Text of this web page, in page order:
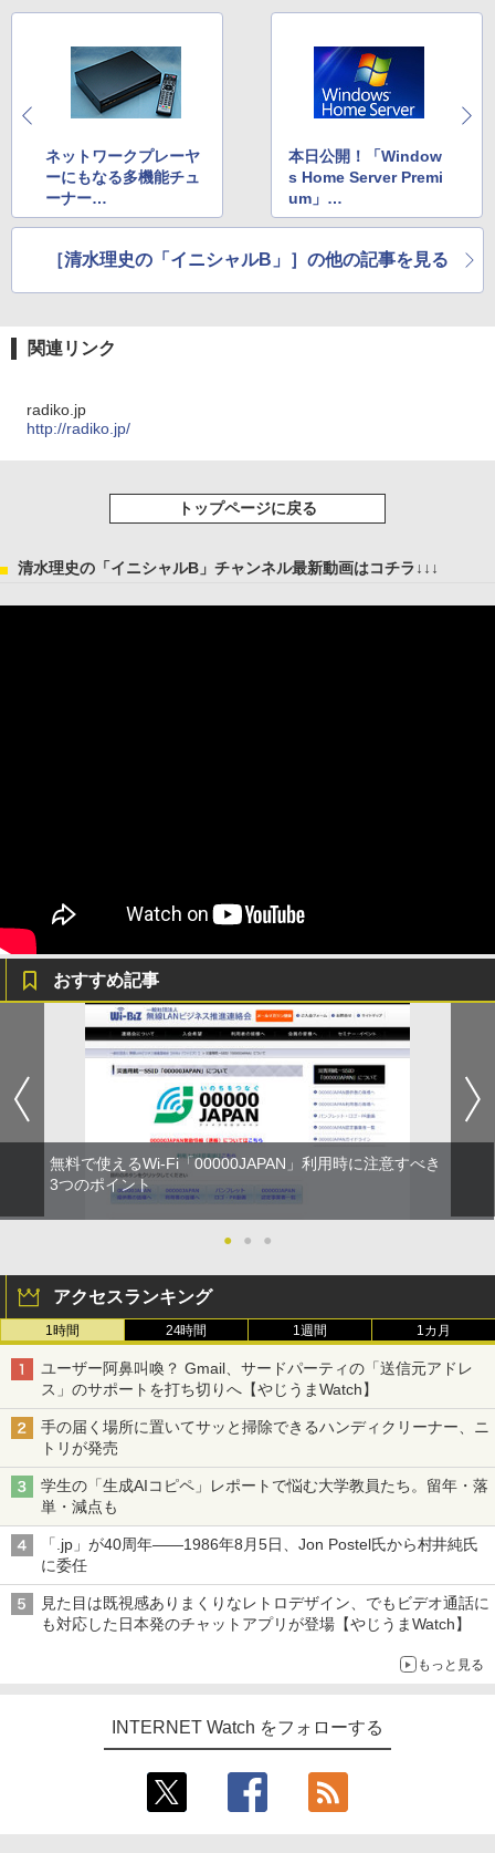
ネットワークプレーヤ
ーにもなる多機能チュ
ーナー
アイ・オー・データ機
本日公開！「Window
s Home Server Premi
um」
一般向けプレビュー版
［清水理史の「イニシャルB」］の他の記事を見る
関連リンク
radiko.jp
http://radiko.jp/
トップページに戻る
清水理史の「イニシャルB」チャンネル最新動画はコチラ↓↓↓
おすすめ記事
無料で使えるWi-Fi「00000JAPAN」利用時に注意すべき
3つのポイント
● ● ●
アクセスランキング
1時間 24時間 1週間 1カ月
ユーザー阿鼻叫喚？ Gmail、サードパーティの「送信元アドレ
ス」のサポートを打ち切りへ【やじうまWatch】
手の届く場所に置いてサッと掃除できるハンディクリーナー、ニ
トリが発売
学生の「生成AIコピペ」レポートで悩む大学教員たち。留年・落
単・減点も
「.jp」が40周年――1986年8月5日、Jon Postel氏から村井純氏
に委任
見た目は既視感ありまくりなレトロデザイン、でもビデオ通話に
も対応した日本発のチャットアプリが登場【やじうまWatch】
もっと見る
INTERNET Watch をフォローする